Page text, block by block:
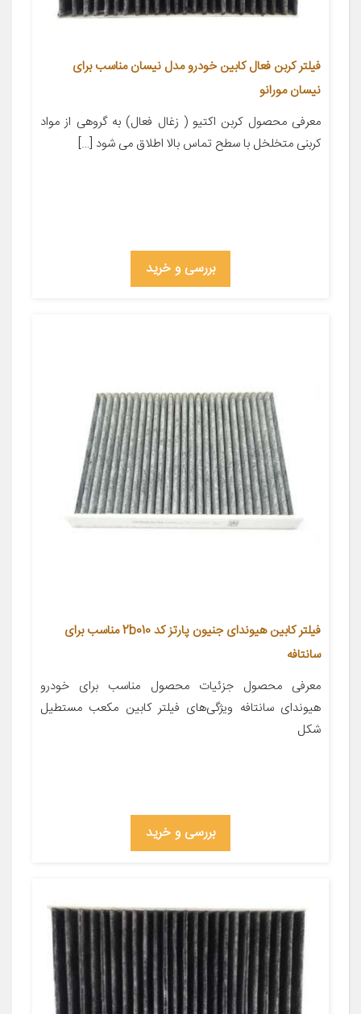
فیلتر کربن فعال کابین خودرو مدل نیسان مناسب برای
نیسان مورانو
معرفی محصول کربن اکتیو ( زغال فعال) به گروهی از مواد
کربنی متخلخل با سطح تماس بالا اطلاق می شود […]
بررسی و خرید
فیلتر کابین هیوندای جنیون پارتز کد 2b010 مناسب برای
سانتافه
معرفی محصول جزئیات محصول مناسب برای خودرو
هیوندای سانتافه ویژگی‌های فیلتر کابین مکعب مستطیل
شکل
بررسی و خرید